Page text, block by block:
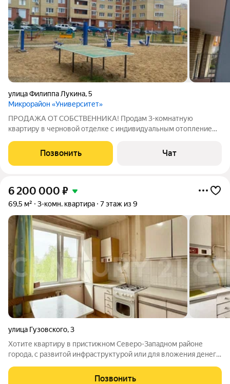
улица Филиппа Лукина,5
Микрорайон «Университет»
ПРОДАЖА ОТ СОБСТВЕННИКА! Продам 3-комнатную
квартиру в черновой отделке с индивидуальным отоплением.
обременений. Вся сумма в договоре, в собственности более 5
лет; - Один взрослый собственник,
Позвонить Чат
6 200 000 ₽
69,5 м² 3-комн. квартира 7 этаж из 9
улица Гузовского,3
Хотите квартиру в пристижном Северо-Западном районе
города, с развитой инфраструктурой или для вложения денег?
комнатная квартира в Московском районе города Чебоксары
Позвонить